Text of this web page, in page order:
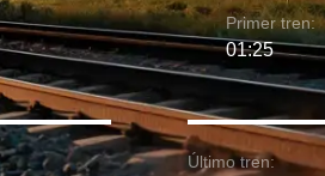
Primer tren:
01:25
Último tren: